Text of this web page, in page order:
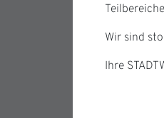
Wir sind
Ihre